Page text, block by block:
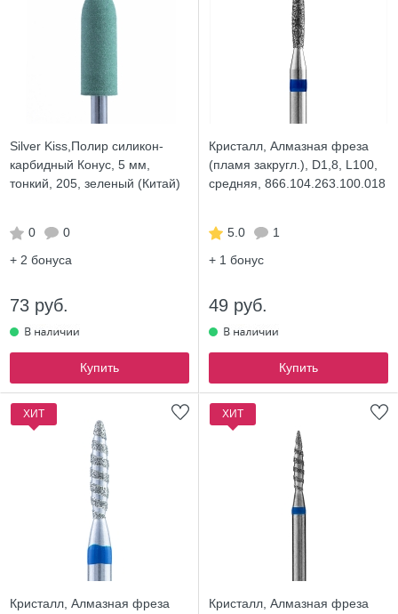
Silver Kiss,Полир силикон-
карбидный Конус, 5 мм,
тонкий, 205, зеленый (Китай)
0
0
+ 2 бонуса
73 руб.
Купить
Кристалл, Алмазная фреза
(пламя закругл.), D1,8, L100,
средняя, 866.104.263.100.018
5.0
1
+ 1 бонус
49 руб.
Купить
ХИТ
Кристалл, Алмазная фреза
ХИТ
Кристалл, Алмазная фреза